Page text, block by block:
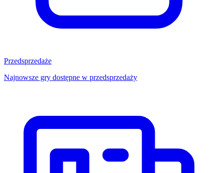
Przedsprzedaże
Najnowsze gry dostępne w przedsprzedaży